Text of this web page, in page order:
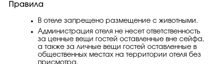
Правила
В отеле запрещено размещение с животными.
Администрация отеля не несет ответственность
за ценные вещи гостей оставленные вне сейфа,
а также за личные вещи гостей оставленные в
общественных местах на территории отеля без
присмотра.